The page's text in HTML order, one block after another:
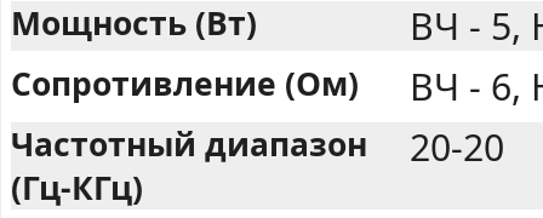
Мощность (Вт) ВЧ - 5,
Сопротивление (Ом) ВЧ - 6,
Частотный диапазон
(Гц-КГц)
20-20